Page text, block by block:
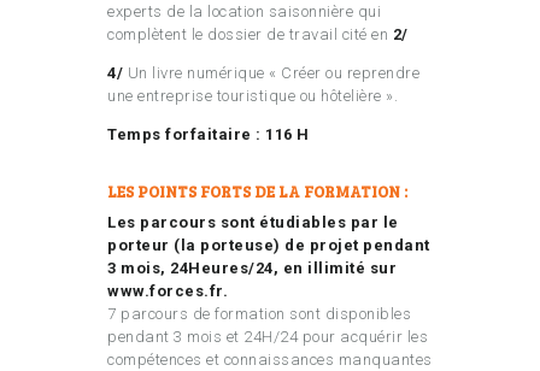
experts de la location saisonnière qui
complètent le dossier de travail cité en 2/
4/ Un livre numérique « Créer ou reprendre
une entreprise touristique ou hôtelière ».
Temps forfaitaire : 116 H
LES POINTS FORTS DE LA FORMATION :
Les parcours sont étudiables par le
porteur (la porteuse) de projet pendant
3 mois, 24Heures/24, en illimité sur
www.forces.fr.
7 parcours de formation sont disponibles
pendant 3 mois et 24H/24 pour acquérir les
compétences et connaissances manquantes